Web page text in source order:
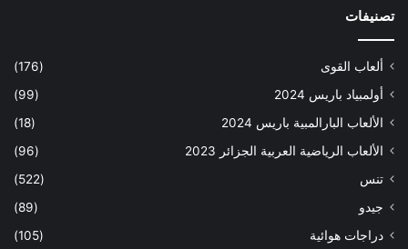
تصنيفات
ألعاب القوى
(176)
أولمبياد باريس 2024
(99)
الألعاب البارالمبية باريس 2024
(18)
الألعاب الرياضية العربية الجزائر 2023
(96)
تنس
(522)
جيدو
(89)
دراجات هوائية
(105)